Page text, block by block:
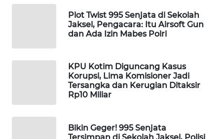
Plot Twist 995 Senjata di Sekolah
Jaksel, Pengacara: Itu Airsoft Gun
dan Ada Izin Mabes Polri
KPU Kotim Diguncang Kasus
Korupsi, Lima Komisioner Jadi
Tersangka dan Kerugian Ditaksir
Rp10 Miliar
Bikin Geger! 995 Senjata
WALINKI